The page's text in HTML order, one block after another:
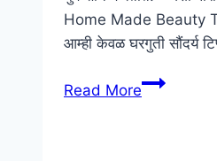
Home Made Beauty
आम्ही केवळ घरगुती सौंदर्य
Read Moreचेहरा